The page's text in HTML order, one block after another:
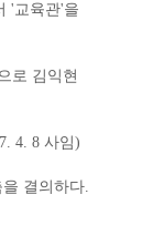
'교육관'을
로 김익현
4. 8 사임)
결의하다.